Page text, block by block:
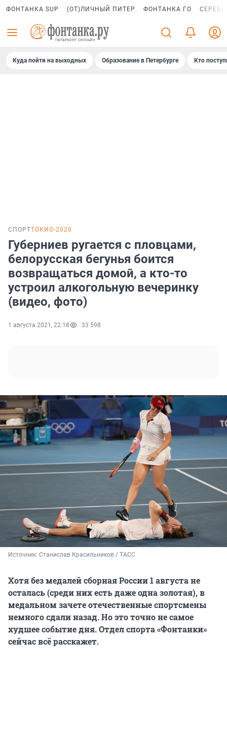
ФОНТАНКА SUP (ОТ)ЛИЧНЫЙ ПИТЕР ФОНТАНКА ГО
Куда пойти на выходных Образование в Петербурге Кто
СПОРТТОКИО-2020
Губерниев ругается с пловцами,
белорусская бегунья боится
возвращаться домой, а кто-то
устроил алкогольную вечеринку
(видео, фото)
1 августа 2021, 22:18 33 598
Источник: Станислав Красильников / ТАСС
Хотя без медалей сборная России 1 августа не
осталась (среди них есть даже одна золотая), в
медальном зачете отечественные спортсмены
немного сдали назад. Но это точно не самое
худшее событие дня. Отдел спорта «Фонтанки»
сейчас всё расскажет.